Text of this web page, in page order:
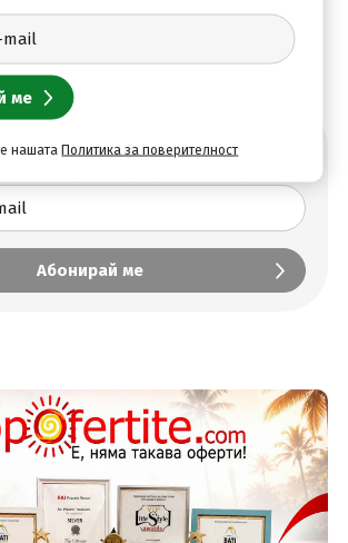
се за най-добрите оферти
нашатаПолитика за поверителност